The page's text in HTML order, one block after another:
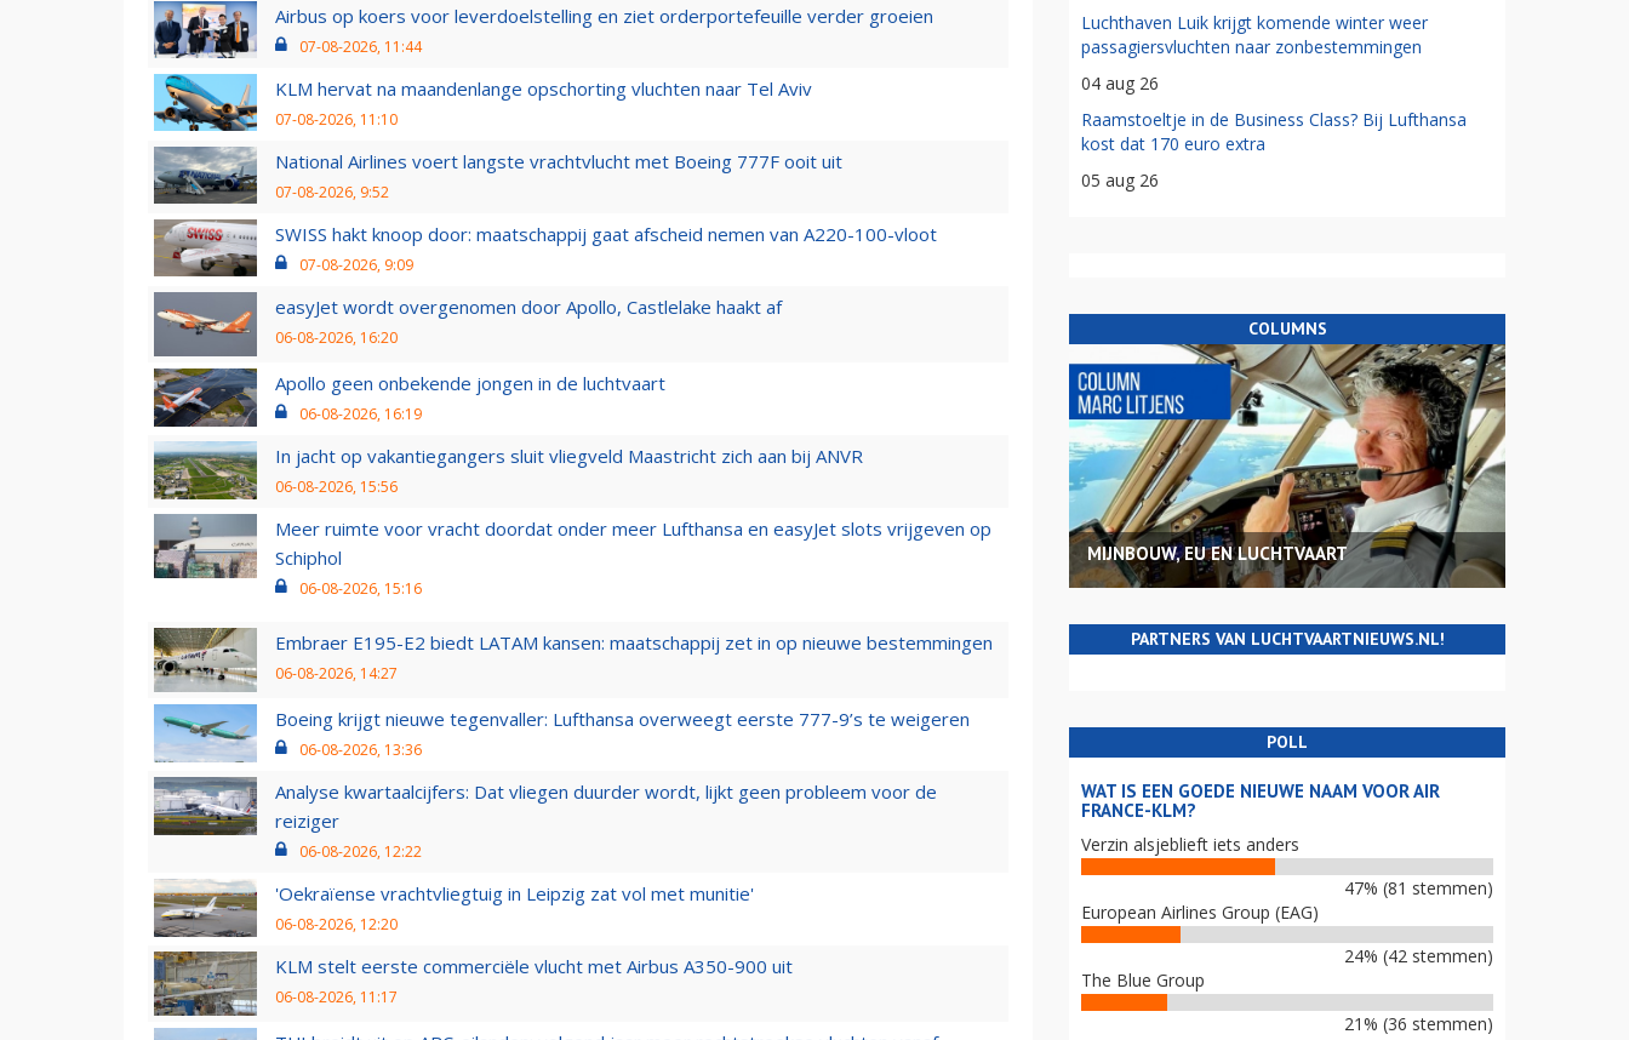
Airbus op koers voor leverdoelstelling en ziet orderportefeuille verder groeien
07-08-2026, 11:44
KLM hervat na maandenlange opschorting vluchten naar Tel Aviv
07-08-2026, 11:10
National Airlines voert langste vrachtvlucht met Boeing 777F ooit uit
07-08-2026, 9:52
SWISS hakt knoop door: maatschappij gaat afscheid nemen van A220-100-vloot
07-08-2026, 9:09
easyJet wordt overgenomen door Apollo, Castlelake haakt af
06-08-2026, 16:20
Apollo geen onbekende jongen in de luchtvaart
06-08-2026, 16:19
In jacht op vakantiegangers sluit vliegveld Maastricht zich aan bij ANVR
06-08-2026, 15:56
Meer ruimte voor vracht doordat onder meer Lufthansa en easyJet slots vrijgeven op
Schiphol
06-08-2026, 15:16
Embraer E195-E2 biedt LATAM kansen: maatschappij zet in op nieuwe bestemmingen
06-08-2026, 14:27
Boeing krijgt nieuwe tegenvaller: Lufthansa overweegt eerste 777-9’s te weigeren
06-08-2026, 13:36
Analyse kwartaalcijfers: Dat vliegen duurder wordt, lijkt geen probleem voor de
reiziger
06-08-2026, 12:22
'Oekraïense vrachtvliegtuig in Leipzig zat vol met munitie'
06-08-2026, 12:20
KLM stelt eerste commerciële vlucht met Airbus A350-900 uit
06-08-2026, 11:17
Luchthaven Luik krijgt komende winter weer
passagiersvluchten naar zonbestemmingen
04 aug 26
Raamstoeltje in de Business Class? Bij Lufthansa
kost dat 170 euro extra
05 aug 26
COLUMNS
MIJNBOUW, EU EN LUCHTVAART
PARTNERS VAN LUCHTVAARTNIEUWS.NL!
POLL
WAT IS EEN GOEDE NIEUWE NAAM VOOR AIR
FRANCE-KLM?
Verzin alsjeblieft iets anders
47% (81 stemmen)
European Airlines Group (EAG)
24% (42 stemmen)
The Blue Group
21% (36 stemmen)